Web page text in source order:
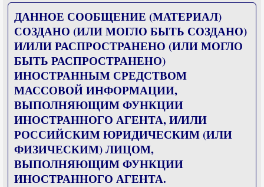
ДАННОЕ СООБЩЕНИЕ (МАТЕРИАЛ)
СОЗДАНО (ИЛИ МОГЛО БЫТЬ СОЗДАНО)
И/ИЛИ РАСПРОСТРАНЕНО (ИЛИ МОГЛО
БЫТЬ РАСПРОСТРАНЕНО)
ИНОСТРАННЫМ СРЕДСТВОМ
МАССОВОЙ ИНФОРМАЦИИ,
ВЫПОЛНЯЮЩИМ ФУНКЦИИ
ИНОСТРАННОГО АГЕНТА, И/ИЛИ
РОССИЙСКИМ ЮРИДИЧЕСКИМ (ИЛИ
ФИЗИЧЕСКИМ) ЛИЦОМ,
ВЫПОЛНЯЮЩИМ ФУНКЦИИ
ИНОСТРАННОГО АГЕНТА.